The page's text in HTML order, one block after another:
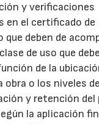
y verificaciones
en el certificado de
deben de
de uso que
de la
obra o los niveles
y retención del
la aplicación